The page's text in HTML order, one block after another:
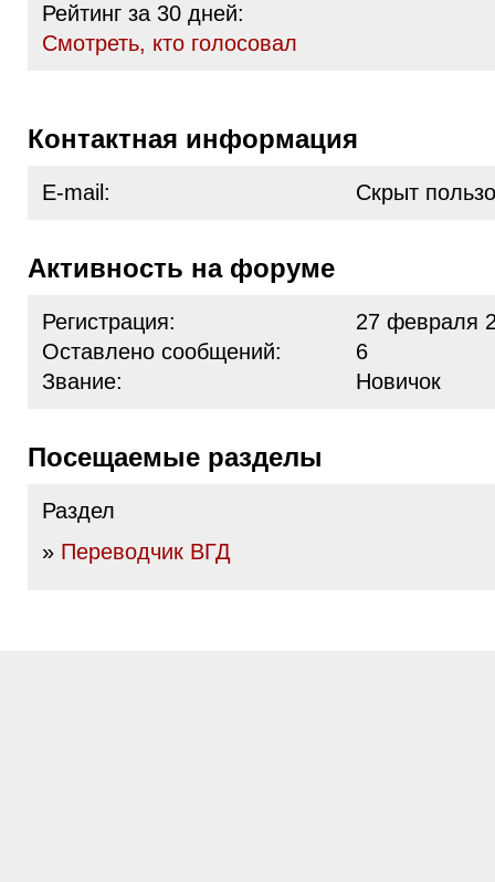
Рейтинг за 30 дней:
Cмотреть, кто голосовал
Контактная информация
E-mail: Скрыт
Активность на форуме
Регистрация:
27 февраля
Оставлено сообщений:
6
Звание:
Новичок
Посещаемые разделы
Раздел
» Переводчик ВГД